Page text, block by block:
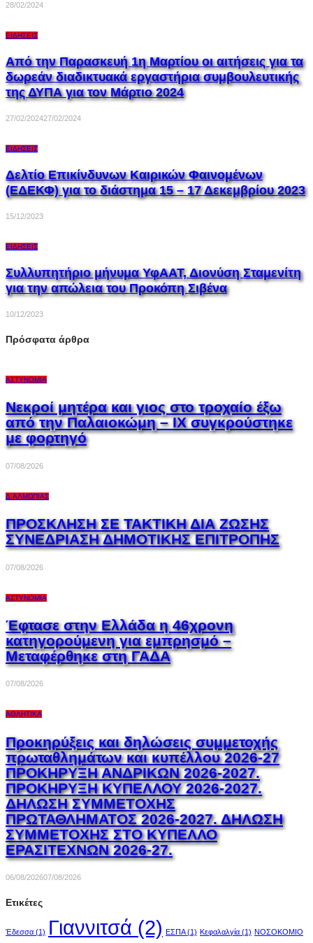
28/02/2024
ΕΙΔΉΣΕΙΣ
Από την Παρασκευή 1η Μαρτίου οι αιτήσεις για τα
δωρεάν διαδικτυακά εργαστήρια συμβουλευτικής
της ΔΥΠΑ για τον Μάρτιο 2024
27/02/202427/02/2024
ΕΙΔΉΣΕΙΣ
Δελτίο Επικίνδυνων Καιρικών Φαινομένων
(ΕΔΕΚΦ) για το διάστημα 15 – 17 Δεκεμβρίου 2023
15/12/2023
ΕΙΔΉΣΕΙΣ
Συλλυπητήριο μήνυμα ΥφΑΑΤ, Διονύση Σταμενίτη
για την απώλεια του Προκόπη Σιβένα
10/12/2023
Πρόσφατα άρθρα
ΑΣΤΥΝΟΜΊΑ
Νεκροί μητέρα και γιος στο τροχαίο έξω
από την Παλαιοκώμη – ΙΧ συγκρούστηκε
με φορτηγό
07/08/2026
Δ.ΑΛΜΩΠΊΑΣ
ΠΡΟΣΚΛΗΣΗ ΣΕ ΤΑΚΤΙΚΗ ΔΙΑ ΖΩΣΗΣ
ΣΥΝΕΔΡΙΑΣΗ ΔΗΜΟΤΙΚΗΣ ΕΠΙΤΡΟΠΗΣ
07/08/2026
ΑΣΤΥΝΟΜΊΑ
Έφτασε στην Ελλάδα η 46χρονη
κατηγορούμενη για εμπρησμό –
Μεταφέρθηκε στη ΓΑΔΑ
07/08/2026
ΑΘΛΗΤΙΚΆ
Προκηρύξεις και δηλώσεις συμμετοχής
πρωταθλημάτων και κυπέλλου 2026-27
ΠΡΟΚΗΡΥΞΗ ΑΝΔΡΙΚΩΝ 2026-2027.
ΠΡΟΚΗΡΥΞΗ ΚΥΠΕΛΛΟΥ 2026-2027.
ΔΗΛΩΣΗ ΣΥΜΜΕΤΟΧΗΣ
ΠΡΩΤΑΘΛΗΜΑΤΟΣ 2026-2027. ΔΗΛΩΣΗ
ΣΥΜΜΕΤΟΧΗΣ ΣΤΟ ΚΥΠΕΛΛΟ
ΕΡΑΣΙΤΕΧΝΩΝ 2026-27.
06/08/202607/08/2026
Ετικέτες
Έδεσσα (1) Γιαννιτσά (2) ΕΣΠΑ(1) Κεφαλαλγία (1) ΝΟΣΟΚΟΜΙΟ